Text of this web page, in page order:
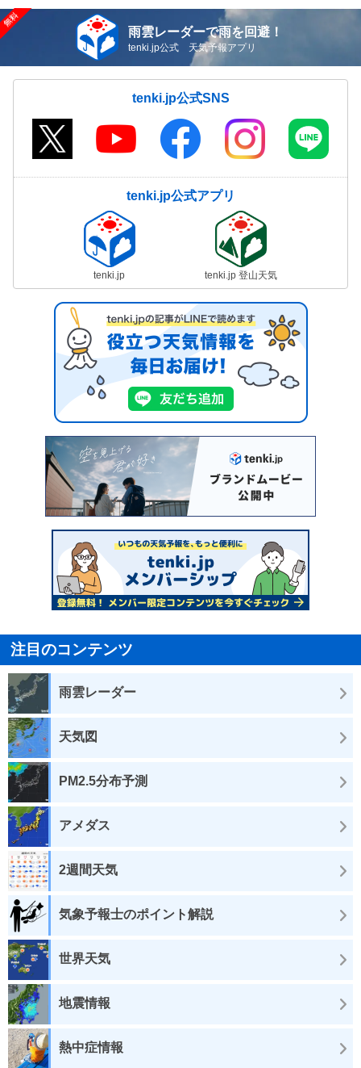
雨雲レーダーで雨を回避！
tenki.jp公式 天気予報アプリ
tenki.jp公式SNS
tenki.jp公式アプリ
tenki.jp tenki.jp 登山天気
注目のコンテンツ
雨雲レーダー
天気図
PM2.5分布予測
アメダス
2週間天気
気象予報士のポイント解説
世界天気
地震情報
熱中症情報